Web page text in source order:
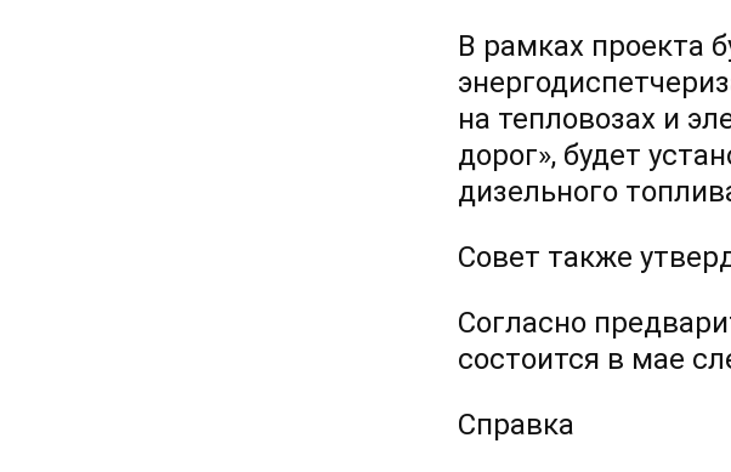
В рамках проекта
на тепловозах и
дорог», будет
дизельного
Совет также
Согласно
состоится в мае
Справка